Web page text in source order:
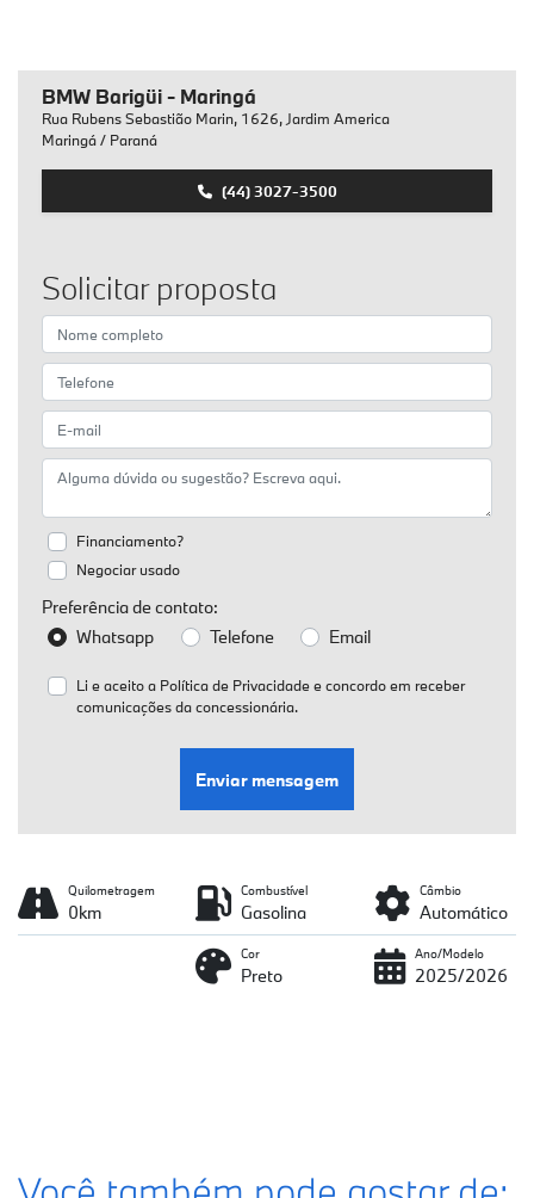
BMW Barigüi - Maringá
Rua Rubens Sebastião Marin, 1626, Jardim America
Maringá / Paraná
(44) 3027-3500
Solicitar proposta
Financiamento?
Negociar usado
Preferência de contato:
Whatsapp
Telefone Email
Li e aceito a Política de Privacidadee concordo em receber
comunicações da concessionária.
Enviar mensagem
Câmbio
Automático
Combustível
Gasolina
Quilometragem
0km
Ano/Modelo
2025/2026
Cor
Preto